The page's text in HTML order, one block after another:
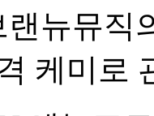
뉴뮤직
케미로